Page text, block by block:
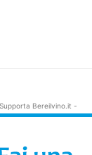
Bereilvino.it -